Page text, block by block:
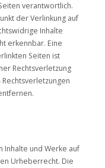
verantwortlich.
der Verlinkung auf
Inhalte
erkennbar. Eine
Seiten ist
Rechtsverletzung
und Werke auf
Urheberrecht. Die